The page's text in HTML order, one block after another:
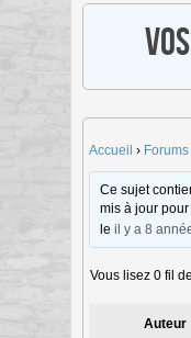
Accueil › Forums
Ce sujet
mis à jour
leil y a 8
Vous lisez 0 fil
Auteur